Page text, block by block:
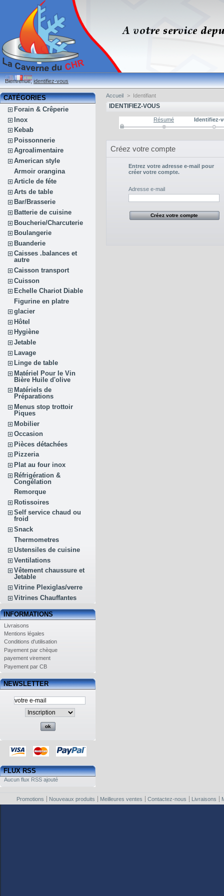
Bienvenue,identifiez-vous
CATÉGORIES
Forain & Crêperie
Inox
Kebab
Poissonnerie
Agroalimentaire
American style
Armoir orangina
Article de féte
Arts de table
Bar/Brasserie
Batterie de cuisine
Boucherie/Charcuterie
Boulangerie
Buanderie
Caisses .balances et
autre
Caisson transport
Cuisson
Echelle Chariot Diable
Figurine en platre
glacier
Hôtel
Hygiène
Jetable
Lavage
Linge de table
Matériel Pour le Vin
Bière Huile d'olive
Matériels de
Préparations
Menus stop trottoir
Piques
Mobilier
Occasion
Pièces détachées
Pizzeria
Plat au four inox
Réfrigération &
Congélation
Remorque
Rotissoires
Self service chaud ou
froid
Snack
Thermometres
Ustensiles de cuisine
Ventilations
Vêtement chaussure et
Jetable
Vitrine Plexiglas/verre
Vitrines Chauffantes
INFORMATIONS
Livraisons
Mentions légales
Conditions d'utilisation
Payement par chèque
payement virement
Payement par CB
NEWSLETTER
FLUX RSS
Aucun flux RSS ajouté
Accueil > Identifiant
IDENTIFIEZ-VOUS
Résumé Identifiez-
Créez votre compte
Entrez votre adresse e-mail pour
créer votre compte.
Adresse e-mail
Promotions Nouveaux produits Meilleures ventes Contactez-nous Livraisons